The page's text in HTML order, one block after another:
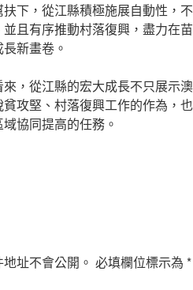
下，從江縣積極施展自動性，
且有序推動村落復興，盡力在
新畫卷。
，從江縣的宏大成長不只展示
攻堅、村落復興工作的作為，
協同提高的任務。
址不會公開。 必填欄位標示為 *